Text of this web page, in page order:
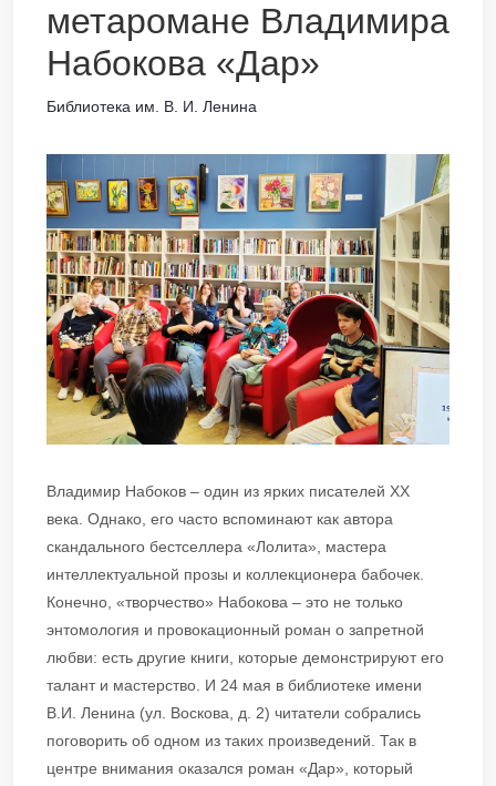
метаромане Владимира
Набокова «Дар»
Библиотека им. В. И. Ленина
Владимир Набоков – один из ярких писателей XX
века. Однако, его часто вспоминают как автора
скандального бестселлера «Лолита», мастера
интеллектуальной прозы и коллекционера бабочек.
Конечно, «творчество» Набокова – это не только
энтомология и провокационный роман о запретной
любви: есть другие книги, которые демонстрируют его
талант и мастерство. И 24 мая в библиотеке имени
В.И. Ленина (ул. Воскова, д. 2) читатели собрались
поговорить об одном из таких произведений. Так в
центре внимания оказался роман «Дар», который